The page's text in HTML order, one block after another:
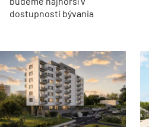
dostupnosti bývania